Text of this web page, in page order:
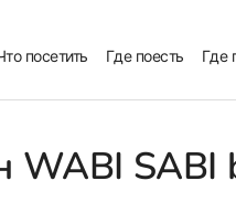
посетить Где поесть Где
WABI SABI